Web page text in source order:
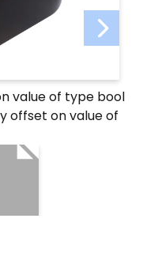
value of type bool
offset on value of